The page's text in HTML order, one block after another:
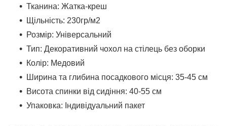
Тканина: Жатка-креш
Щільність: 230гр/м2
Розмір: Універсальний
Тип: Декоративний чохол на стілець без оборки
Колір: Медовий
Ширина та глибина посадкового місця: 35-45 см
Висота спинки від сидіння: 40-55 см
Упаковка: Індивідуальний пакет